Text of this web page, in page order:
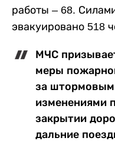
работы – 68.
эвакуировано 518
МЧС
меры
за
изменениями
закрытии
дальние